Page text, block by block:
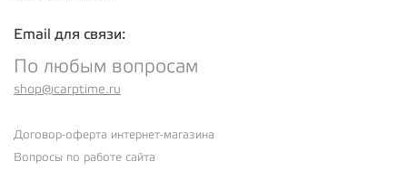
Email для связи:
По любым вопросам
shop@carptime.ru
Договор-оферта интернет-магазина
Вопросы по работе сайта